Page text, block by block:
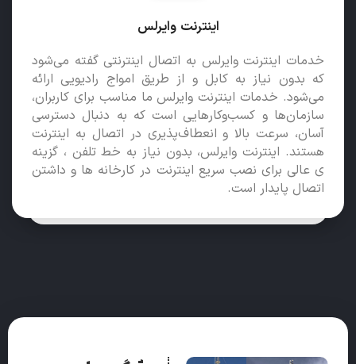
اینترنت وایرلس
خدمات اینترنت وایرلس به اتصال اینترنتی گفته می‌شود
که بدون نیاز به کابل و از طریق امواج رادیویی ارائه
می‌شود. خدمات اینترنت وایرلس ما مناسب برای کاربران،
سازمان‌ها و کسب‌وکارهایی است که به دنبال دسترسی
آسان، سرعت بالا و انعطاف‌پذیری در اتصال به اینترنت
هستند. اینترنت وایرلس، بدون نیاز به خط تلفن ، گزینه
ی عالی برای نصب سریع اینترنت در کارخانه ها و داشتن
اتصال پایدار است.